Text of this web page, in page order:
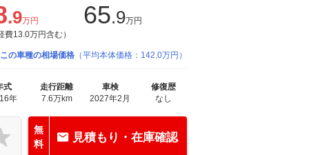
.9万円
費13.0万円含む）
65.9万円
この車種の相場価格 （平均本体価格：142.0万円）
式
年
走行距離
7.6万km
車検
2027年2月
修復歴
なし
無
料
見積もり・在庫確認